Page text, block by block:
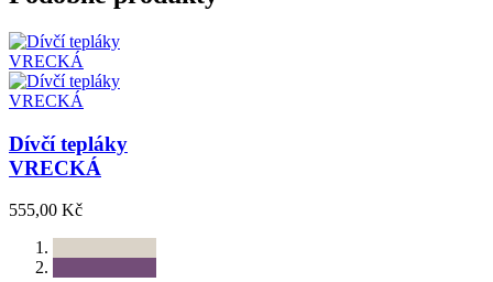
Dívčí tepláky
VRECKÁ
555,00 Kč